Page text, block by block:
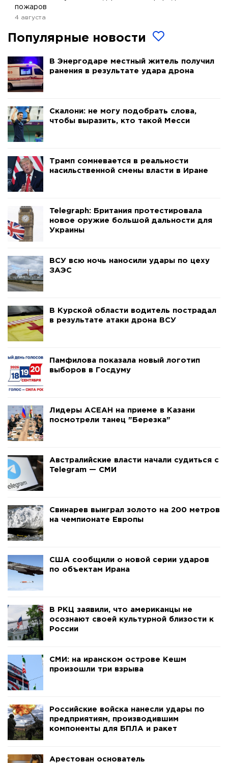
пожаров
4 августа
Популярные новости
В Энергодаре местный житель получил
ранения в результате удара дрона
Скалони: не могу подобрать слова,
чтобы выразить, кто такой Месси
Трамп сомневается в реальности
насильственной смены власти в Иране
Telegraph: Британия протестировала
новое оружие большой дальности для
Украины
ВСУ всю ночь наносили удары по цеху
ЗАЭС
В Курской области водитель пострадал
в результате атаки дрона ВСУ
Памфилова показала новый логотип
выборов в Госдуму
Лидеры АСЕАН на приеме в Казани
посмотрели танец "Березка"
Австралийские власти начали судиться с
Telegram — СМИ
Свинарев выиграл золото на 200 метров
на чемпионате Европы
США сообщили о новой серии ударов
по объектам Ирана
В РКЦ заявили, что американцы не
осознают своей культурной близости к
России
СМИ: на иранском острове Кешм
произошли три взрыва
Российские войска нанесли удары по
предприятиям, производившим
компоненты для БПЛА и ракет
Арестован основатель